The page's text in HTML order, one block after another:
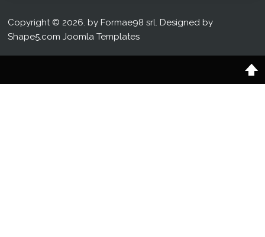
Copyright © 2026. by Formae98 srl. Designed by
Shape5.comJoomla Templates